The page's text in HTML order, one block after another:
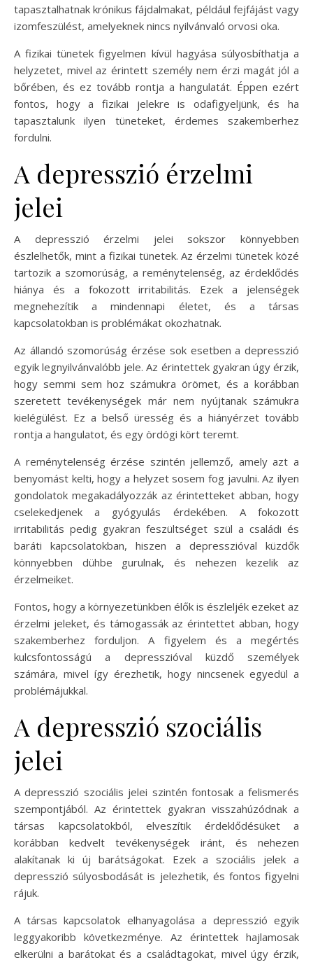
tapasztalhatnak krónikus fájdalmakat, például fejfájást vagy
izomfeszülést, amelyeknek nincs nyilvánvaló orvosi oka.
A fizikai tünetek figyelmen kívül hagyása súlyosbíthatja a
helyzetet, mivel az érintett személy nem érzi magát jól a
bőrében, és ez tovább rontja a hangulatát. Éppen ezért
fontos, hogy a fizikai jelekre is odafigyeljünk, és ha
tapasztalunk ilyen tüneteket, érdemes szakemberhez
fordulni.
A depresszió érzelmi
jelei
A depresszió érzelmi jelei sokszor könnyebben
észlelhetők, mint a fizikai tünetek. Az érzelmi tünetek közé
tartozik a szomorúság, a reménytelenség, az érdeklődés
hiánya és a fokozott irritabilitás. Ezek a jelenségek
megnehezítik a mindennapi életet, és a társas
kapcsolatokban is problémákat okozhatnak.
Az állandó szomorúság érzése sok esetben a depresszió
egyik legnyilvánvalóbb jele. Az érintettek gyakran úgy érzik,
hogy semmi sem hoz számukra örömet, és a korábban
szeretett tevékenységek már nem nyújtanak számukra
kielégülést. Ez a belső üresség és a hiányérzet tovább
rontja a hangulatot, és egy ördögi kört teremt.
A reménytelenség érzése szintén jellemző, amely azt a
benyomást kelti, hogy a helyzet sosem fog javulni. Az ilyen
gondolatok megakadályozzák az érintetteket abban, hogy
cselekedjenek a gyógyulás érdekében. A fokozott
irritabilitás pedig gyakran feszültséget szül a családi és
baráti kapcsolatokban, hiszen a depresszióval küzdők
könnyebben dühbe gurulnak, és nehezen kezelik az
érzelmeiket.
Fontos, hogy a környezetünkben élők is észleljék ezeket az
érzelmi jeleket, és támogassák az érintettet abban, hogy
szakemberhez forduljon. A figyelem és a megértés
kulcsfontosságú a depresszióval küzdő személyek
számára, mivel így érezhetik, hogy nincsenek egyedül a
problémájukkal.
A depresszió szociális
jelei
A depresszió szociális jelei szintén fontosak a felismerés
szempontjából. Az érintettek gyakran visszahúzódnak a
társas kapcsolatokból, elveszítik érdeklődésüket a
korábban kedvelt tevékenységek iránt, és nehezen
alakítanak ki új barátságokat. Ezek a szociális jelek a
depresszió súlyosbodását is jelezhetik, és fontos figyelni
rájuk.
A társas kapcsolatok elhanyagolása a depresszió egyik
leggyakoribb következménye. Az érintettek hajlamosak
elkerülni a barátokat és a családtagokat, mivel úgy érzik,